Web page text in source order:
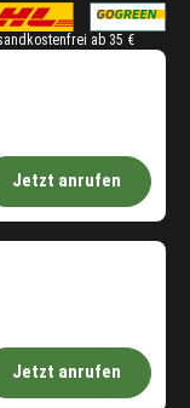
ab 35 €
Jetzt anrufen
Jetzt anrufen